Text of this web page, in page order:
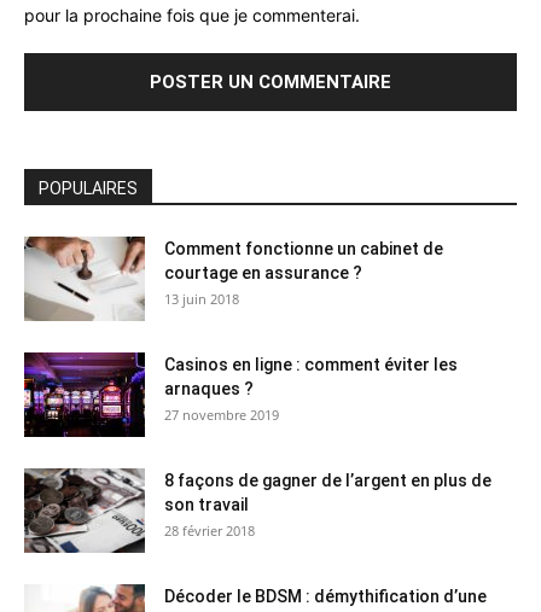
pour la prochaine fois que je commenterai.
POPULAIRES
Comment fonctionne un cabinet de
courtage en assurance ?
13 juin 2018
Casinos en ligne : comment éviter les
arnaques ?
27 novembre 2019
8 façons de gagner de l’argent en plus de
son travail
28 février 2018
Décoder le BDSM : démythification d’une